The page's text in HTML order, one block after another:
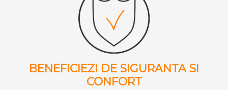
BENEFICIEZI DE SIGURANTA SI
CONFORT